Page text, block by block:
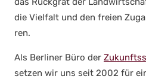
Kontakt
die Viel­falt und den frei­en
ren.
Als Ber­li­ner Büro der
set­zen wir uns seit 2002 für